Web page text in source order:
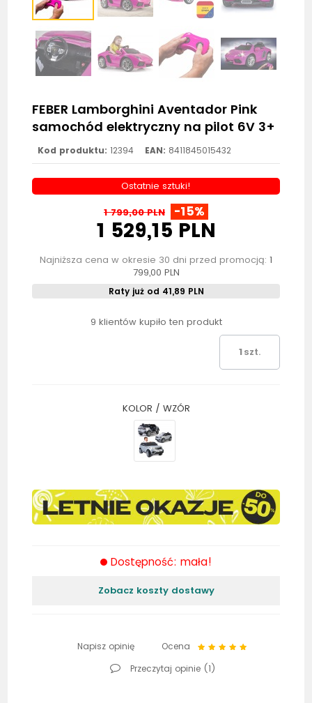
FEBER Lamborghini Aventador Pink
samochód elektryczny na pilot 6V 3+
Kod produktu: 12394 EAN: 8411845015432
Ostatnie sztuki!
1 799,00 PLN
-15%
1 529,15 PLN
Najniższa cena w okresie 30 dni przed promocją: 1
799,00 PLN
Raty już od 41,89 PLN
9 klientów kupiło ten produkt
szt.
KOLOR / WZÓR
Dostępność: mała!
Zobacz koszty dostawy
Napisz opinię
Ocena
Przeczytaj opinie (1)